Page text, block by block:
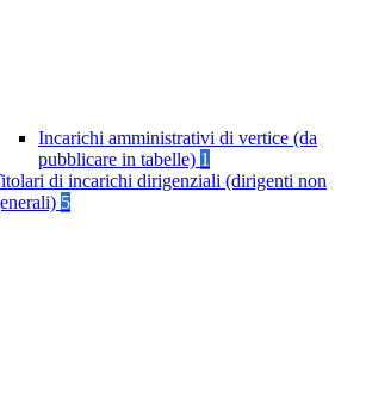
Incarichi amministrativi di vertice (da
pubblicare in tabelle) 1
di incarichi dirigenziali (dirigenti non
5